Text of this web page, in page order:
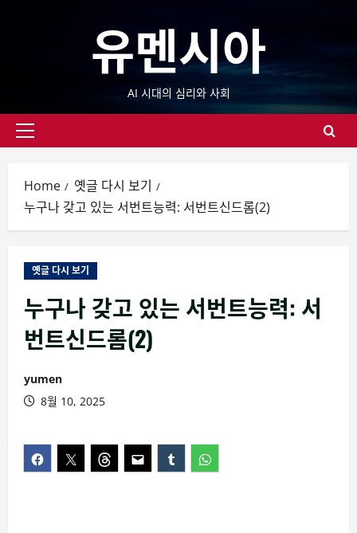
유멘시아
AI 시대의 심리와 사회
Primary
Home
옛글 다시 보기
누구나 갖고 있는 서번트능력: 서번트신드롬(2)
옛글 다시 보기
누구나 갖고 있는 서번트능력: 서
번트신드롬(2)
yumen
8월 10, 2025